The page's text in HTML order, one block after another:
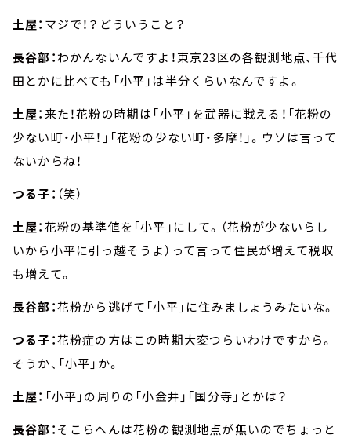
土屋： マジで！？どういうこと？
長谷部：わかんないんですよ！東京23区の各観測地点、千代
田とかに比べても「小平」は半分くらいなんですよ。
土屋：来た！花粉の時期は「小平」を武器に戦える！「花粉の
少ない町・小平！」「花粉の少ない町・多摩！」。ウソは言って
ないからね！
つる子： （笑）
土屋：花粉の基準値を「小平」にして。（花粉が少ないらし
いから小平に引っ越そうよ）って言って住民が増えて税収
も増えて。
長谷部：花粉から逃げて「小平」に住みましょうみたいな。
つる子：花粉症の方はこの時期大変つらいわけですから。
そうか、「小平」か。
土屋： 「小平」の周りの「小金井」「国分寺」とかは？
長谷部：そこらへんは花粉の観測地点が無いのでちょっと